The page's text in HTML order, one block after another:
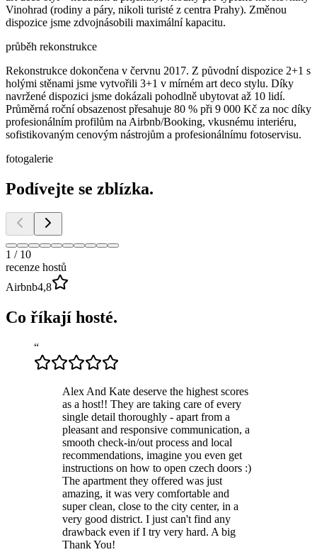
Vinohrad (rodiny a páry, nikoli turisté z centra Prahy). Změnou
dispozice jsme zdvojnásobili maximální kapacitu.
průběh rekonstrukce
Rekonstrukce dokončena v červnu 2017. Z původní dispozice 2+1 s
holými stěnami jsme vytvořili 3+1 v mírném art deco stylu. Díky
navržené dispozici jsme dokázali pohodlně ubytovat až 10 lidí.
Průměrná roční obsazenost přesahuje 80 % při 9 000 Kč za noc díky
profesionálním profilům na Airbnb/Booking, vkusnému interiéru,
sofistikovaným cenovým nástrojům a profesionálnímu fotoservisu.
fotogalerie
Podívejte se zblízka.
1 / 10
recenze hostů
Airbnb4,8
Co říkají hosté.
“
Alex And Kate deserve the highest scores
as a host!! They are taking care of every
single detail thoroughly - apart from a
pleasant and responsive communication, a
smooth check-in/out process and local
recommendations, imagine you even get
instructions on how to open czech doors :)
The apartment they offered was just
amazing, it was very comfortable and
super clean, close to the city center, in a
very good district. I just can't find any
drawback even if I try very hard. A big
Thank You!